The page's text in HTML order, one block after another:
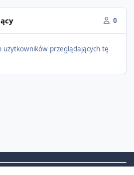
0
przeglądających tę